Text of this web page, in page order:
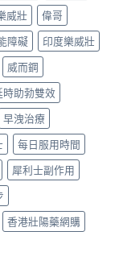
威壯
偉哥
障礙
印度樂威壯
威而鋼
時助勃雙效
早洩治療
每日服用時間
犀利士副作用
香港壯陽藥網購